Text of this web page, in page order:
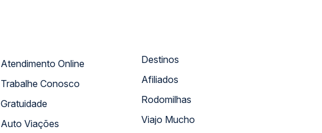
Atendimento Online
Trabalhe Conosco
Gratuidade
Auto Viações
Destinos
Afiliados
Rodomilhas
Viajo Mucho